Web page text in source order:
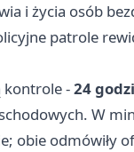
i życia osób
patrole
kontrole -24
W
obie odmówiły